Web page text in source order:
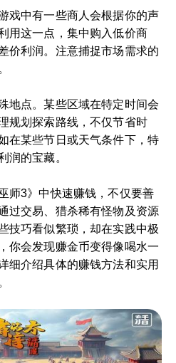
戏中有一些商人会根据你的声
用这一点，集中购入低价商
价利润。注意捕捉市场需求的
地点。某些区域在特定时间会
规划探索路线，不仅节省时
在某些节日或天气条件下，特
润的宝藏。
师3》中快速赚钱，不仅要善
过交易、猎杀稀有怪物及资源
技巧看似繁琐，却在实践中极
你会发现赚金币变得像喝水一
细介绍具体的赚钱方法和实用